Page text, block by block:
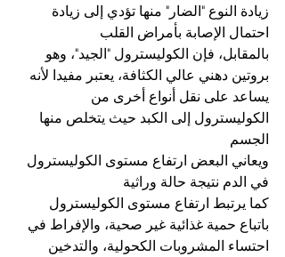
زيادة النوع "الضار" منها تؤدي إلى زيادة
احتمال الإصابة بأمراض القلب
بالمقابل، فإن الكوليسترول "الجيد"، وهو
بروتين دهني عالي الكثافة، يعتبر مفيدا لأنه
يساعد على نقل أنواع أخرى من
الكوليسترول إلى الكبد حيث يتخلص منها
الجسم
ويعاني البعض ارتفاع مستوى الكوليسترول
في الدم نتيجة حالة وراثية
كما يرتبط ارتفاع مستوى الكوليسترول
باتباع حمية غذائية غير صحية، والإفراط في
احتساء المشروبات الكحولية، والتدخين